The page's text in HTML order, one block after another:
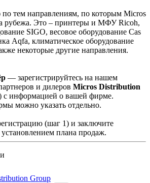
тем направлениям, по которым Micros
рубежа. Это – принтеры и МФУ Ricoh,
SIGO, весовое оборудование Cas
Aqfa, климатическое оборудование
некоторые другие направления.
— зарегистрируйтесь на нашем
и дилеров Micros Distribution
с информацией о вашей фирме.
можно указать отдельно.
(шаг 1) и заключите
плана продаж.
Group